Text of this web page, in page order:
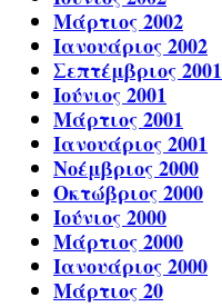
Μάρτιος 2002
Ιανουάριος 2002
Σεπτέμβριος 2001
Ιούνιος 2001
Μάρτιος 2001
Ιανουάριος 2001
Νοέμβριος 2000
Οκτώβριος 2000
Ιούνιος 2000
Μάρτιος 2000
Ιανουάριος 2000
Μάρτιος 20